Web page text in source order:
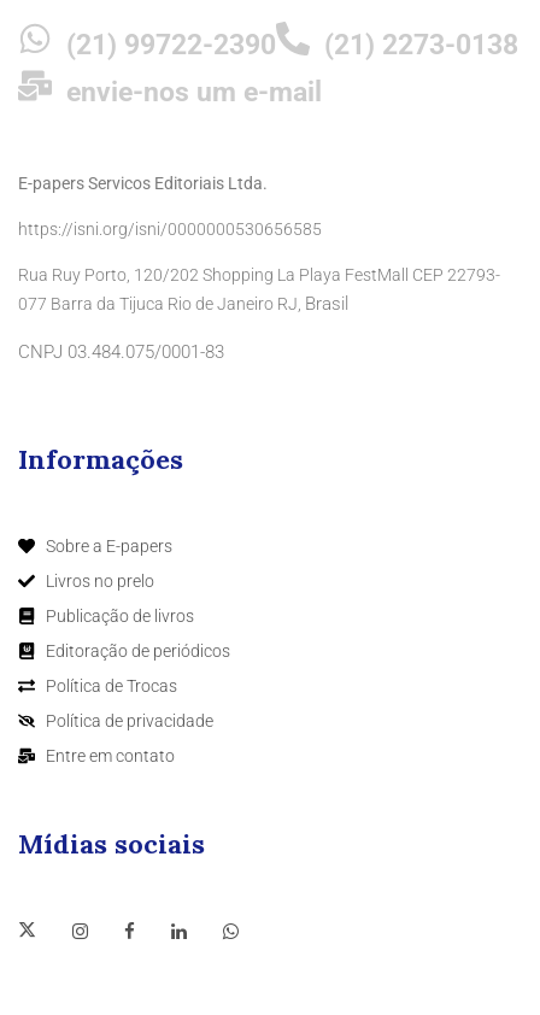
(21) 99722-2390
(21) 2273-0138
envie-nos um e-mail
E-papers Servicos Editoriais Ltda.
https://isni.org/isni/0000000530656585
Rua Ruy Porto, 120/202 Shopping La Playa FestMall CEP 22793-
077 Barra da Tijuca Rio de Janeiro RJ, Brasil
CNPJ 03.484.075/0001-83
Informações
Sobre a E-papers
Livros no prelo
Publicação de livros
Editoração de periódicos
Política de Trocas
Política de privacidade
Entre em contato
Mídias sociais